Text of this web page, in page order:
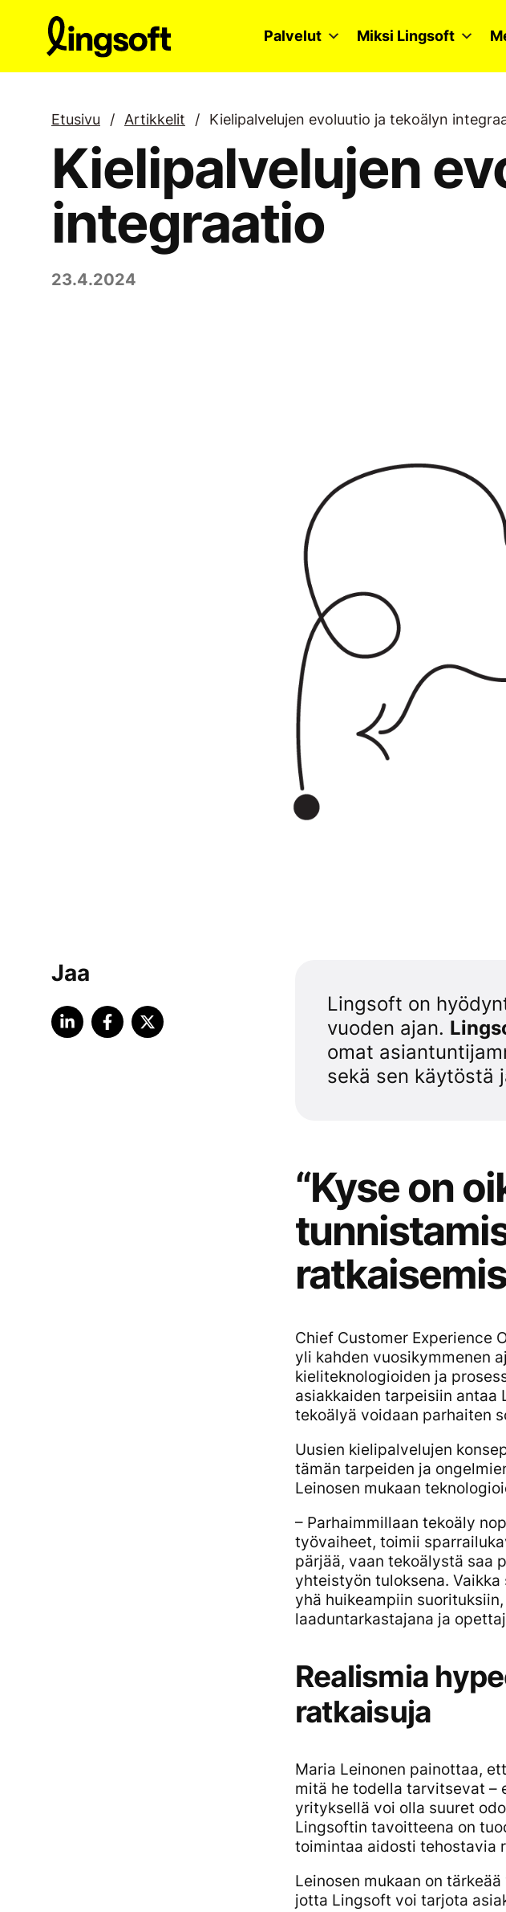
sisältöön
Palvelut Miksi Lingsoft
Etusivu / Artikkelit / Kielipalvelujen evoluutio ja tekoälyn
Kielipalvelujen
integraatio
23.4.2024
Lingsoft on
vuoden ajan.
omat
sekä sen käytöstä
“Kyse on
Chief Customer Experience
yli kahden vuosikymmenen
kieliteknologioiden ja
asiakkaiden tarpeisiin antaa
tekoälyä voidaan parhaiten
Uusien kielipalvelujen
tämän tarpeiden ja
Leinosen mukaan
– Parhaimmillaan tekoäly
työvaiheet, toimii
pärjää, vaan tekoälystä saa
yhteistyön tuloksena.
yhä huikeampiin
laaduntarkastajana ja
Realismia
ratkaisuja
Maria Leinonen painottaa,
mitä he todella tarvitsevat –
yrityksellä voi olla suuret
Lingsoftin tavoitteena on
toimintaa aidosti tehostavia
Leinosen mukaan on
jotta Lingsoft voi tarjota
Jaa